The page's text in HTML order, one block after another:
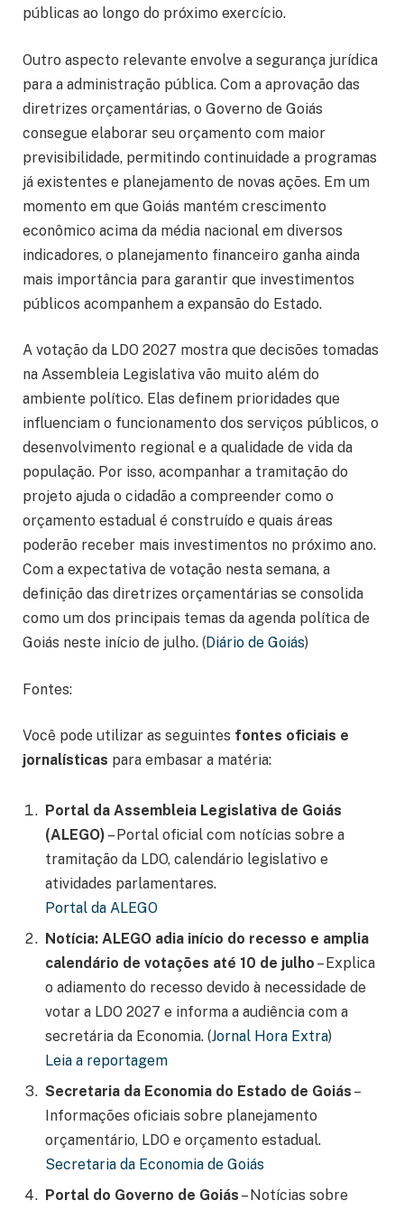
públicas ao longo do próximo exercício.
Outro aspecto relevante envolve a segurança jurídica
para a administração pública. Com a aprovação das
diretrizes orçamentárias, o Governo de Goiás
consegue elaborar seu orçamento com maior
previsibilidade, permitindo continuidade a programas
já existentes e planejamento de novas ações. Em um
momento em que Goiás mantém crescimento
econômico acima da média nacional em diversos
indicadores, o planejamento financeiro ganha ainda
mais importância para garantir que investimentos
públicos acompanhem a expansão do Estado.
A votação da LDO 2027 mostra que decisões tomadas
na Assembleia Legislativa vão muito além do
ambiente político. Elas definem prioridades que
influenciam o funcionamento dos serviços públicos, o
desenvolvimento regional e a qualidade de vida da
população. Por isso, acompanhar a tramitação do
projeto ajuda o cidadão a compreender como o
orçamento estadual é construído e quais áreas
poderão receber mais investimentos no próximo ano.
Com a expectativa de votação nesta semana, a
definição das diretrizes orçamentárias se consolida
como um dos principais temas da agenda política de
Goiás neste início de julho. (Diário de Goiás)
Fontes:
Você pode utilizar as seguintes fontes oficiais e
jornalísticas para embasar a matéria:
Portal da Assembleia Legislativa de Goiás
(ALEGO) – Portal oficial com notícias sobre a
tramitação da LDO, calendário legislativo e
atividades parlamentares.
Portal da ALEGO
Notícia: ALEGO adia início do recesso e amplia
calendário de votações até 10 de julho – Explica
o adiamento do recesso devido à necessidade de
votar a LDO 2027 e informa a audiência com a
secretária da Economia. (Jornal Hora Extra)
Leia a reportagem
Secretaria da Economia do Estado de Goiás –
Informações oficiais sobre planejamento
orçamentário, LDO e orçamento estadual.
Secretaria da Economia de Goiás
Portal do Governo de Goiás – Notícias sobre